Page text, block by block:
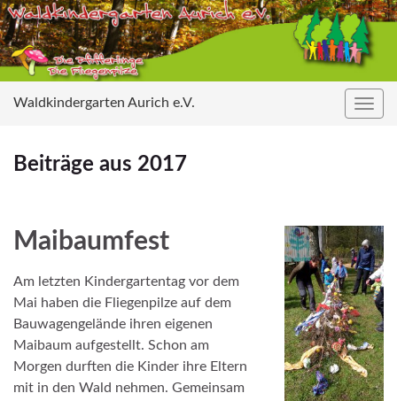
Waldkindergarten Aurich e.V.
Beiträge aus 2017
Maibaumfest
Am letzten Kindergartentag vor dem
Mai haben die Fliegenpilze auf dem
Bauwagengelände ihren eigenen
Maibaum aufgestellt. Schon am
Morgen durften die Kinder ihre Eltern
mit in den Wald nehmen. Gemeinsam